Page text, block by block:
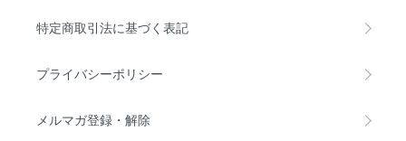
特定商取引法に基づく表記
プライバシーポリシー
メルマガ登録・解除